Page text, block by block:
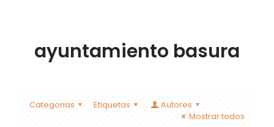
ayuntamiento basura
Categorias Etiquetas
Autores
Mostrar todos